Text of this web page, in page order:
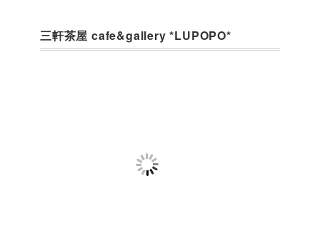
三軒茶屋 cafe&gallery *LUPOPO*